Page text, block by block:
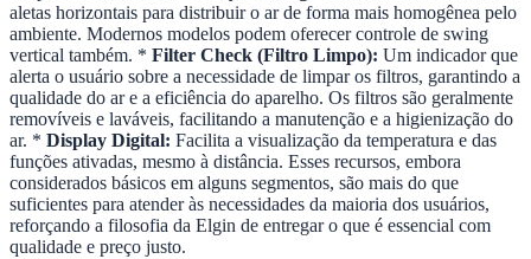
aletas horizontais para distribuir o ar de forma mais homogênea pelo
ambiente. Modernos modelos podem oferecer controle de swing
vertical também. * Filter Check (Filtro Limpo): Um indicador que
alerta o usuário sobre a necessidade de limpar os filtros, garantindo a
qualidade do ar e a eficiência do aparelho. Os filtros são geralmente
removíveis e laváveis, facilitando a manutenção e a higienização do
ar. * Display Digital: Facilita a visualização da temperatura e das
funções ativadas, mesmo à distância. Esses recursos, embora
considerados básicos em alguns segmentos, são mais do que
suficientes para atender às necessidades da maioria dos usuários,
reforçando a filosofia da Elgin de entregar o que é essencial com
qualidade e preço justo.